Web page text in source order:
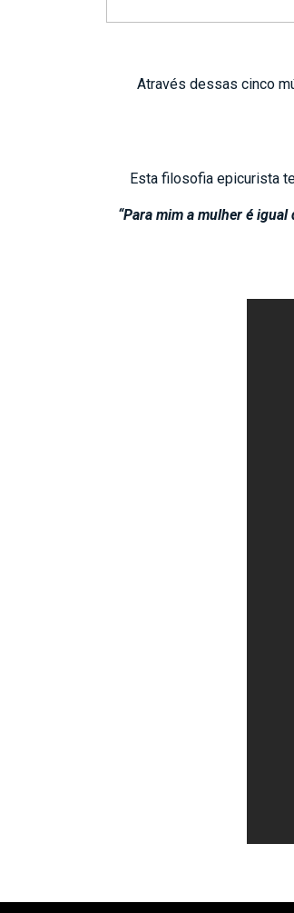
Através dessas cinco
Esta filosofia epicurista
“Para mim a mulher é